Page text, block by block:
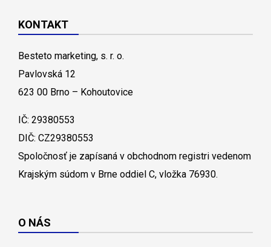
KONTAKT
Besteto marketing, s. r. o.
Pavlovská 12
623 00 Brno – Kohoutovice
IČ: 29380553
DIČ: CZ29380553
Spoločnosť je zapísaná v obchodnom registri vedenom
Krajským súdom v Brne oddiel C, vložka 76930.
O NÁS